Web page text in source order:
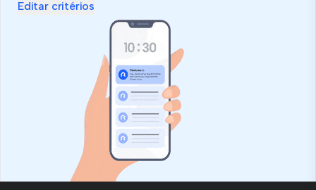
Editar critérios